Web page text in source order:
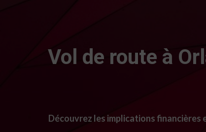
Vol de route à
Découvrez les implications financières